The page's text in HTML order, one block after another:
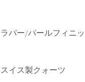
ラバー/パールフィニ
スイス製クォーツ